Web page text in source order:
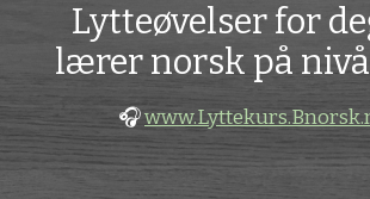
Lytteøvelser for
lærer norsk på
🎧